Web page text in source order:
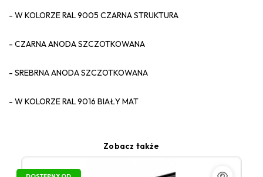
- W KOLORZE RAL 9005 CZARNA STRUKTURA
- CZARNA ANODA SZCZOTKOWANA
- SREBRNA ANODA SZCZOTKOWANA
- W KOLORZE RAL 9016 BIAŁY MAT
Zobacz także